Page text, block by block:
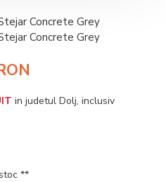
in judetul Dolj, inclusiv
**